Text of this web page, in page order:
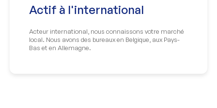
Actif à l'international
Acteur international, nous connaissons votre marché
local. Nous avons des bureaux en Belgique, aux Pays-
Bas et en Allemagne.